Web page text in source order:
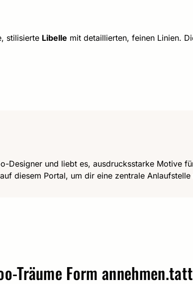
stilisierte Libelle mit detaillierten, feinen Linien.
Designer und liebt es, ausdrucksstarke Motive
diesem Portal, um dir eine zentrale
Form annehmen.tattoo-